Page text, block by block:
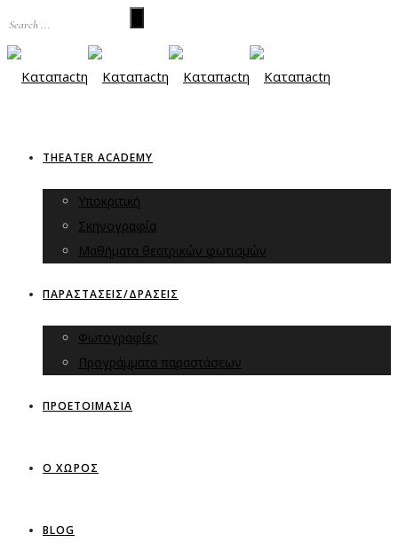
THEATER ACADEMY
Υποκριτική
Σκηνογραφία
Μαθήματα θεατρικών φωτισμών
ΠΑΡΑΣΤΑΣΕΙΣ/ΔΡΑΣΕΙΣ
Φωτογραφίες
Προγράμματα παραστάσεων
ΠΡΟΕΤΟΙΜΑΣΙΑ
Ο ΧΩΡΟΣ
BLOG